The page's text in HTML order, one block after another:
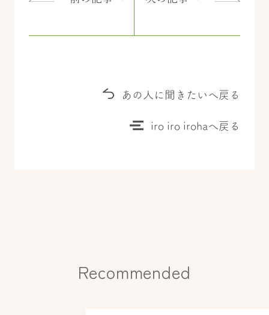
あの人に聞きたいへ戻る
iro iro irohaへ戻る
Recommended